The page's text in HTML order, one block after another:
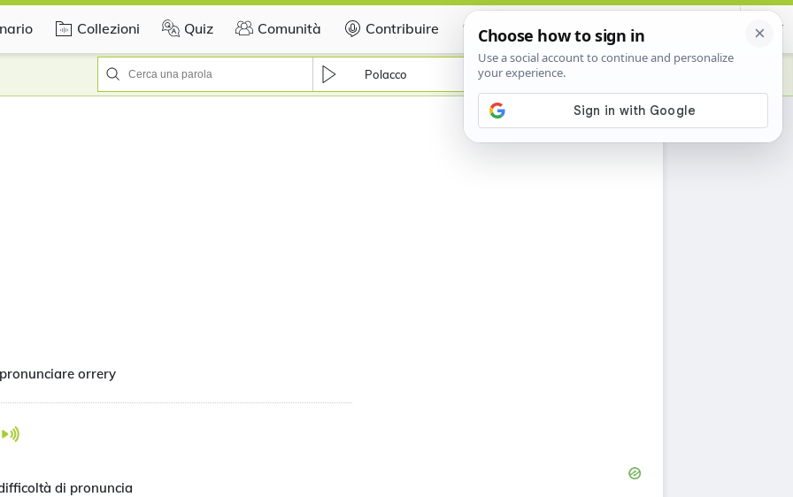
Collezioni Quiz Comunità Contribuire Certificate
Polacco
orrery
di pronuncia